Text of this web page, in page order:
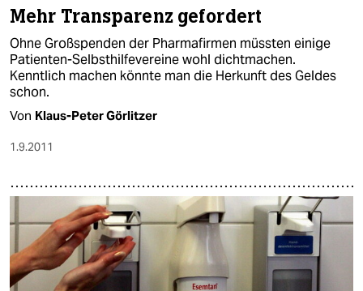
Mehr Transparenz gefordert
Ohne Großspenden der Pharmafirmen müssten einige
Patienten-Selbsthilfevereine wohl dichtmachen.
Kenntlich machen könnte man die Herkunft des Geldes
schon.
Von Klaus-Peter Görlitzer
1.9.2011